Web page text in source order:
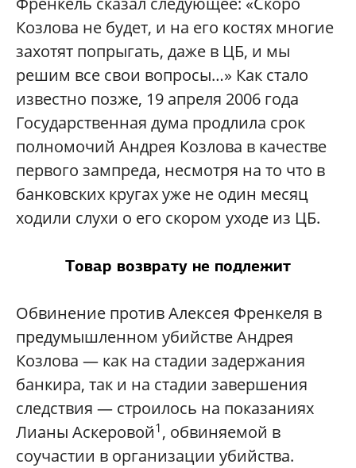
Козлова не будет, и на его костях многие
захотят попрыгать, даже в ЦБ, и мы
решим все свои вопросы…» Как стало
известно позже, 19 апреля 2006 года
Государственная дума продлила срок
полномочий Андрея Козлова в качестве
первого зампреда, несмотря на то что в
банковских кругах уже не один месяц
ходили слухи о его скором уходе из ЦБ.
Товар возврату не подлежит
Обвинение против Алексея Френкеля в
предумышленном убийстве Андрея
Козлова — как на стадии задержания
банкира, так и на стадии завершения
следствия — строилось на показаниях
Лианы Аскеровой1 , обвиняемой в
соучастии в организации убийства.